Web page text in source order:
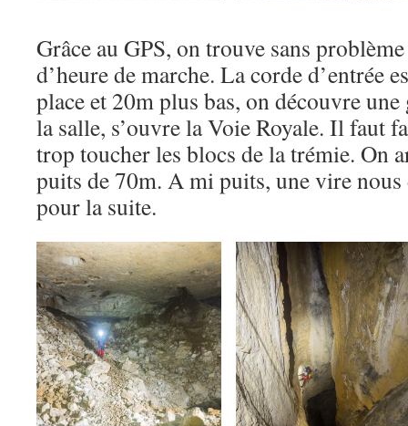
Grâce au GPS, on trouve sans
d’heure de marche. La corde d’entrée
place et 20m plus bas, on découvre
la salle, s’ouvre la Voie Royale. Il faut
trop toucher les blocs de la trémie. On
puits de 70m. A mi puits, une vire nous
pour la suite.